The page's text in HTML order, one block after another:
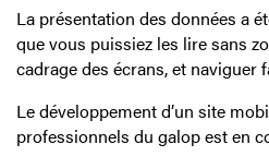
La présentation des données a
que vous puissiez les lire sans
cadrage des écrans, et naviguer
Le développement d’un site
professionnels du galop est en